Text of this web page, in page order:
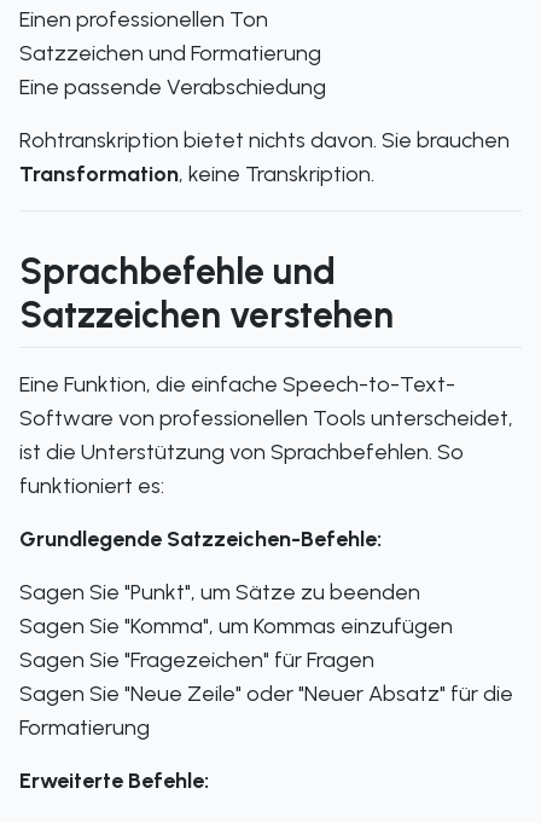
Einen professionellen Ton
Satzzeichen und Formatierung
Eine passende Verabschiedung
Rohtranskription bietet nichts davon. Sie brauchen
Transformation, keine Transkription.
Sprachbefehle und
Satzzeichen verstehen
Eine Funktion, die einfache Speech-to-Text-
Software von professionellen Tools unterscheidet,
ist die Unterstützung von Sprachbefehlen. So
funktioniert es:
Grundlegende Satzzeichen-Befehle:
Sagen Sie "Punkt", um Sätze zu beenden
Sagen Sie "Komma", um Kommas einzufügen
Sagen Sie "Fragezeichen" für Fragen
Sagen Sie "Neue Zeile" oder "Neuer Absatz" für die
Formatierung
Erweiterte Befehle: